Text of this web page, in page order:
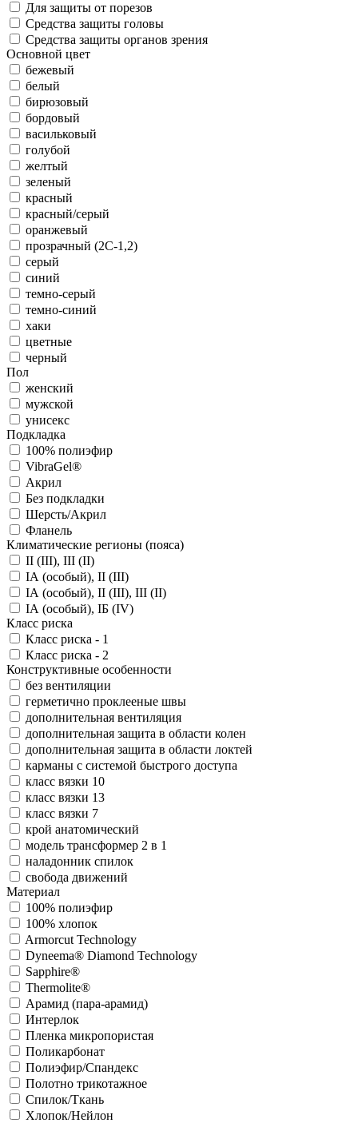
Для защиты от порезов
Средства защиты головы
Средства защиты органов зрения
Основной цвет
бежевый
белый
бирюзовый
бордовый
васильковый
голубой
желтый
зеленый
красный
красный/серый
оранжевый
прозрачный (2С-1,2)
серый
синий
темно-серый
темно-синий
хаки
цветные
черный
Пол
женский
мужской
унисекс
Подкладка
100% полиэфир
VibraGel®
Акрил
Без подкладки
Шерсть/Акрил
Фланель
Климатические регионы (пояса)
II (III), III (II)
IА (особый), II (III)
IА (особый), II (III), III (II)
IА (особый), IБ (IV)
Класс риска
Класс риска - 1
Класс риска - 2
Конструктивные особенности
без вентиляции
герметично проклееные швы
дополнительная вентиляция
дополнительная защита в области колен
дополнительная защита в области локтей
карманы с системой быстрого доступа
класс вязки 10
класс вязки 13
класс вязки 7
крой анатомический
модель трансформер 2 в 1
наладонник спилок
свобода движений
Материал
100% полиэфир
100% хлопок
Armorcut Technology
Dyneema® Diamond Technology
Sapphire®
Thermolite®
Арамид (пара-арамид)
Интерлок
Пленка микропористая
Поликарбонат
Полиэфир/Спандекс
Полотно трикотажное
Спилок/Ткань
Хлопок/Нейлон